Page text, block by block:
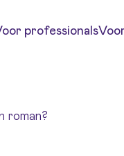
professionals
roman?